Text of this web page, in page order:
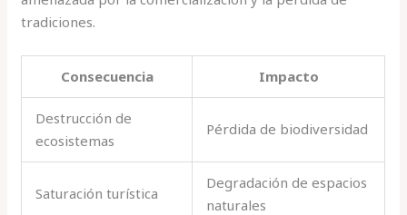
tradiciones.
Consecuencia Impacto
Destrucción de
ecosistemas
Pérdida de biodiversidad
Saturación turística
Degradación de espacios
naturales